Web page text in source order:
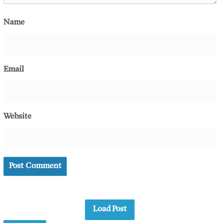
Name
Email
Website
Load Post